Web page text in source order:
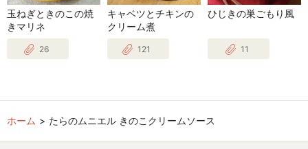
玉ねぎときのこの焼
きマリネ
26
キャベツとチキンの
クリーム煮
121
ひじきの巣ごもり風
11
ホーム たらのムニエル きのこクリームソース